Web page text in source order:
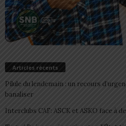
Articles récents
Pilule du lendemain : un recours
banaliser
Interclubs CAF: ASCK et ASKO face à